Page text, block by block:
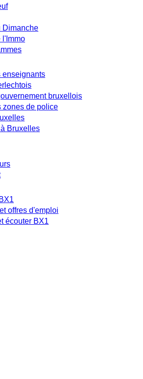
Dimanche
l'Immo
enseignants
bruxellois
zones de police
Bruxelles
offres d'emploi
écouter BX1